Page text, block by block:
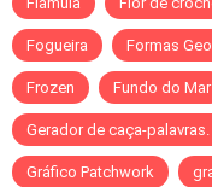
Fogueira Formas
Frozen Fundo do Mar
Gerador de caça-
Gráfico Patchwork